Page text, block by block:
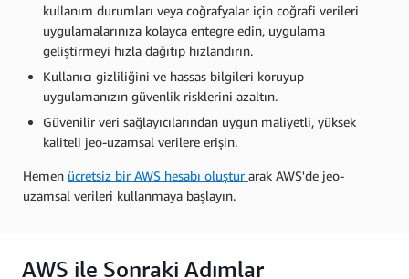
kullanım durumları veya coğrafyalar için coğrafi verileri
uygulamalarınıza kolayca entegre edin, uygulama
geliştirmeyi hızla dağıtıp hızlandırın.
Kullanıcı gizliliğini ve hassas bilgileri koruyup
uygulamanızın güvenlik risklerini azaltın.
Güvenilir veri sağlayıcılarından uygun maliyetli, yüksek
kaliteli jeo-uzamsal verilere erişin.
Hemen ücretsiz bir AWS hesabı oluşturarak AWS'de jeo-
uzamsal verileri kullanmaya başlayın.
AWS ile Sonraki Adımlar